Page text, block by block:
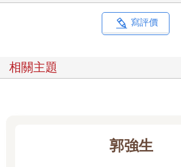
寫評價
相關主題
郭強生